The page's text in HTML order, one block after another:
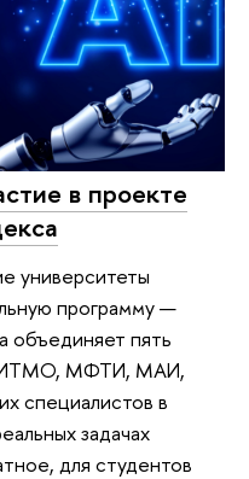
в проекте
университеты
программу —
объединяет пять
ИТМО, МФТИ, МАИ,
специалистов в
задачах
для студентов